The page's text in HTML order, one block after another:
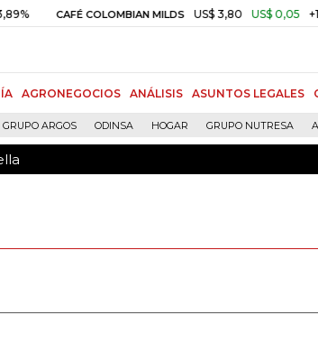
CAFÉ COLOMBIAN MILDS US$ 3,80 US$ 0,05 +1,40%
AGRONEGOCIOS ANÁLISIS ASUNTOS LEGALES
GRUPO ARGOS ODINSA HOGAR GRUPO NUTRESA